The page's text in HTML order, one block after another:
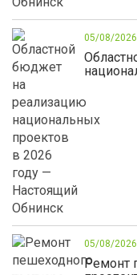
05/08/2026
05/08/2026
Ремонт